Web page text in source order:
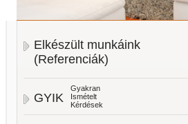
Elkészült munkáink
(Referenciák)
GYIK
Gyakran
Ismételt
Kérdések